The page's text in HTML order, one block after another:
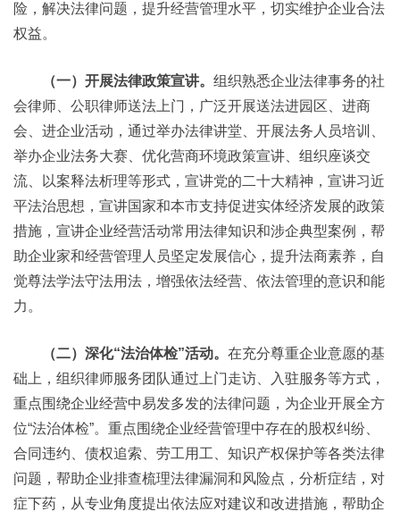
险，解决法律问题，提升经营管理水平，切实维护企业合法
权益。
（一）开展法律政策宣讲。 组织熟悉企业法律事务的社
会律师、公职律师送法上门，广泛开展送法进园区、进商
会、进企业活动，通过举办法律讲堂、开展法务人员培训、
举办企业法务大赛、优化营商环境政策宣讲、组织座谈交
流、以案释法析理等形式，宣讲党的二十大精神，宣讲习近
平法治思想，宣讲国家和本市支持促进实体经济发展的政策
措施，宣讲企业经营活动常用法律知识和涉企典型案例，帮
助企业家和经营管理人员坚定发展信心，提升法商素养，自
觉尊法学法守法用法，增强依法经营、依法管理的意识和能
力。
（二）深化“法治体检”活动。 在充分尊重企业意愿的基
础上，组织律师服务团队通过上门走访、入驻服务等方式，
重点围绕企业经营中易发多发的法律问题，为企业开展全方
位“法治体检”。重点围绕企业经营管理中存在的股权纠纷、
合同违约、债权追索、劳工用工、知识产权保护等各类法律
问题，帮助企业排查梳理法律漏洞和风险点，分析症结，对
症下药，从专业角度提出依法应对建议和改进措施，帮助企